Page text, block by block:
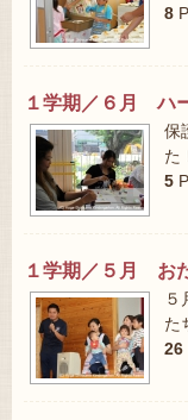
8
１学期／６月 ハ
保
た
5
１学期／５月 お
５
た
26